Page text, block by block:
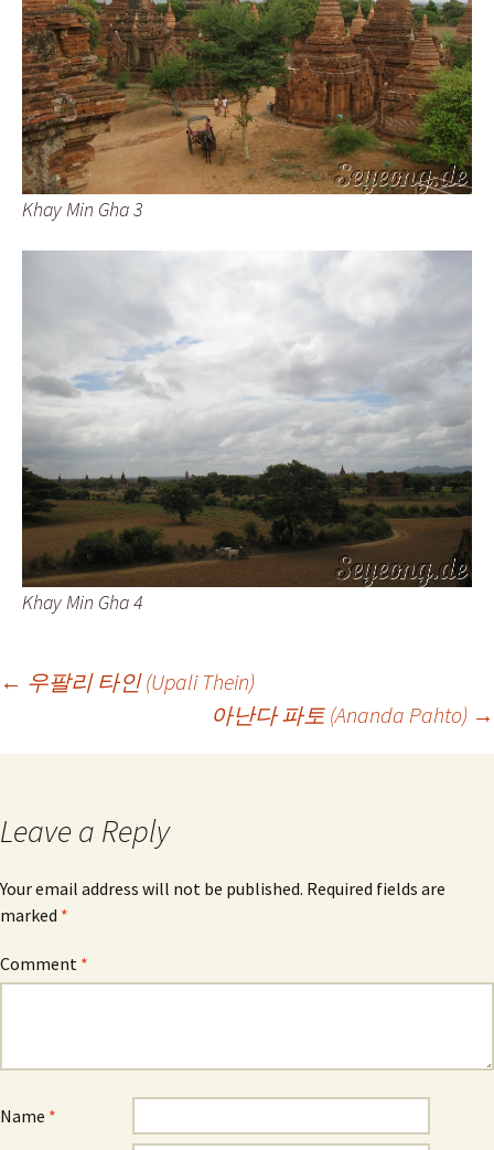
Khay Min Gha 3
Khay Min Gha 4
Post
navigation
← 우팔리 타인 (Upali Thein)
아난다 파토 (Ananda Pahto) →
Leave a Reply
Your email address will not be published. Required fields are
marked *
Comment *
Name *